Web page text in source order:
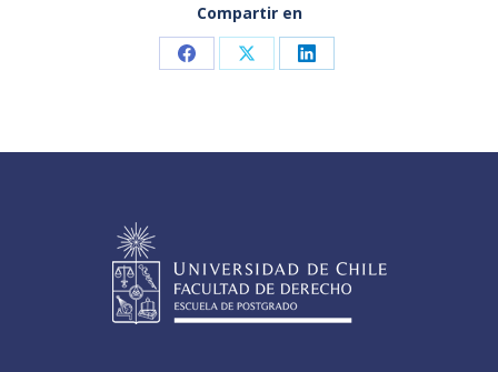
Compartir en
Share Share Share